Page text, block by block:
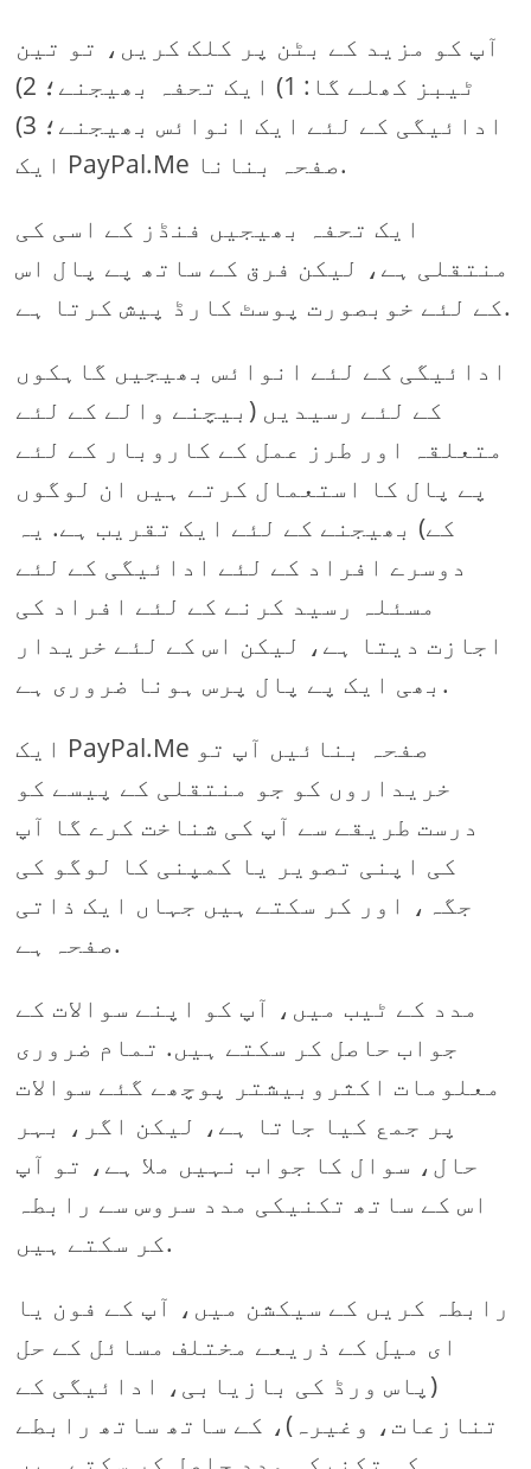
آپ کو مزید کے بٹن پر کلک کریں، تو تین
ٹیبز کھلے گا: 1) ایک تحفہ بھیجنے؛ 2)
ادائیگی کے لئے ایک انوائس بھیجنے؛ 3)
ایک PayPal.Me صفحہ بنانا.
ایک تحفہ بھیجیں فنڈز کے اسی کی
منتقلی ہے، لیکن فرق کے ساتھ پے پال اس
کے لئے خوبصورت پوسٹ کارڈ پیش کرتا ہے.
ادائیگی کے لئے انوائس بھیجیں گاہکوں
کے لئے رسیدیں (بیچنے والے کے لئے
متعلقہ اور طرز عمل کے کاروبار کے لئے
پے پال کا استعمال کرتے ہیں ان لوگوں
کے) بھیجنے کے لئے ایک تقریب ہے. یہ
دوسرے افراد کے لئے ادائیگی کے لئے
مسئلہ رسید کرنے کے لئے افراد کی
اجازت دیتا ہے، لیکن اس کے لئے خریدار
بھی ایک پے پال پرس ہونا ضروری ہے.
ایک PayPal.Me صفحہ بنائیں آپ تو
خریداروں کو جو منتقلی کے پیسے کو
درست طریقے سے آپ کی شناخت کرے گا آپ
کی اپنی تصویر یا کمپنی کا لوگو کی
جگہ، اور کر سکتے ہیں جہاں ایک ذاتی
صفحہ ہے.
مدد کے ٹیب میں، آپ کو اپنے سوالات کے
جواب حاصل کر سکتے ہیں. تمام ضروری
معلومات اکثروبیشتر پوچھے گئے سوالات
پر جمع کیا جاتا ہے، لیکن اگر، بہر
حال، سوال کا جواب نہیں ملا ہے، تو آپ
اس کے ساتھ تکنیکی مدد سروس سے رابطہ
کر سکتے ہیں.
رابطہ کریں کے سیکشن میں، آپ کے فون یا
ای میل کے ذریعے مختلف مسائل کے حل
(پاس ورڈ کی بازیابی، ادائیگی کے
تنازعات، وغیرہ)، کے ساتھ ساتھ رابطے